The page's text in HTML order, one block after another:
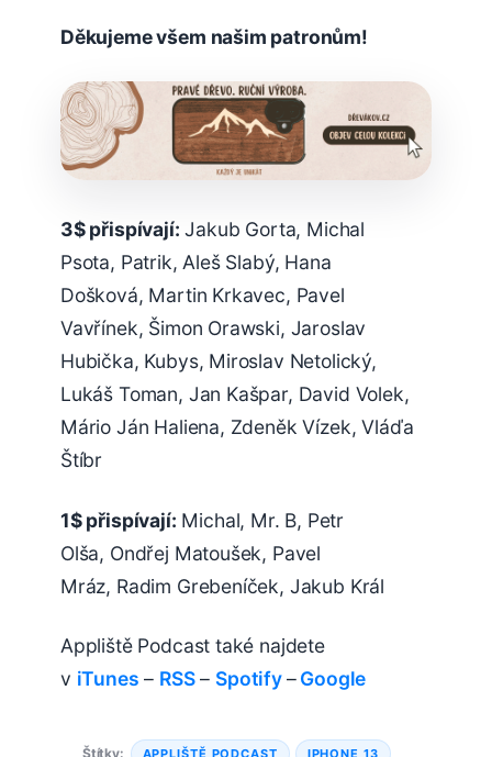
Děkujeme všem našim patronům!
3$ přispívají: Jakub Gorta, Michal
Psota, Patrik, Aleš Slabý, Hana
Došková, Martin Krkavec, Pavel
Vavřínek, Šimon Orawski, Jaroslav
Hubička, Kubys, Miroslav Netolický,
Lukáš Toman, Jan Kašpar, David Volek,
Mário Ján Haliena, Zdeněk Vízek, Vláďa
Štíbr
1$ přispívají: Michal, Mr. B, Petr
Olša, Ondřej Matoušek, Pavel
Mráz, Radim Grebeníček, Jakub Král
Appliště Podcast také najdete
v iTunes – RSS– Spotify– Google
Štítky: APPLIŠTĚ PODCAST IPHONE 13